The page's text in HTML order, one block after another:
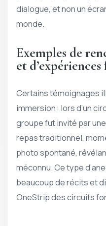
dialogue, et non un
monde.
Exemples de
et
Certains témoignages
immersion : lors d’un
groupe fut invité par
repas traditionnel,
photo spontané,
méconnu. Ce type
beaucoup de récits et
OneStrip des circuits